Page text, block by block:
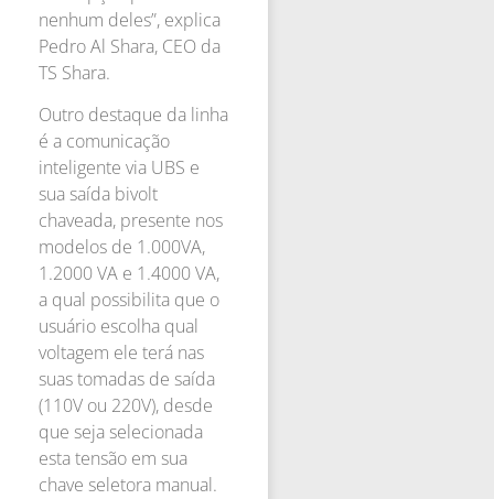
nenhum deles”, explica
Pedro Al Shara, CEO da
TS Shara.
Outro destaque da linha
é a comunicação
inteligente via UBS e
sua saída bivolt
chaveada, presente nos
modelos de 1.000VA,
1.2000 VA e 1.4000 VA,
a qual possibilita que o
usuário escolha qual
voltagem ele terá nas
suas tomadas de saída
(110V ou 220V), desde
que seja selecionada
esta tensão em sua
chave seletora manual.